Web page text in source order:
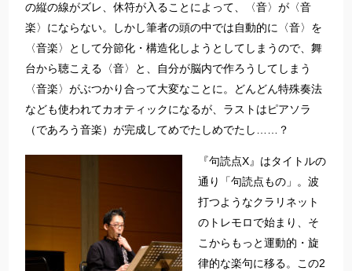
の縦の線がズレ、休符が入ることによって、〈音〉が〈音
楽〉にならない。しかし筆者の頭の中では自動的に〈音〉を
〈音楽〉として分節化・構造化しようとしてしまうので、舞
台から聴こえる〈音〉と、自分が脳内で作ろうしてしまう
〈音楽〉がぶつかり合って大変なことに。どんどん特殊奏法
なども使われてカオティックになるが、ラストはピアソラ
（であろう音楽）が完成してめでたしめでたし……？
『句読点X』はタイトルの
通り「句読点もの」。波
打つようなクラリネット
のトレモロで始まり、そ
こからもっと運動的・旋
律的な楽句に移る。この2